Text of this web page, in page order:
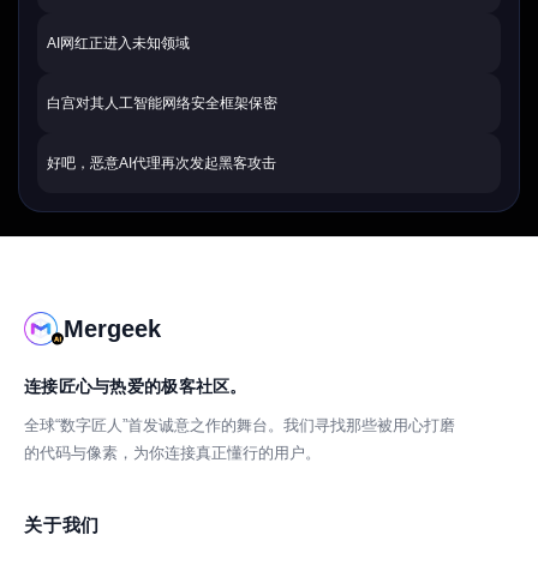
AI网红正进入未知领域
白宫对其人工智能网络安全框架保密
好吧，恶意AI代理再次发起黑客攻击
Mergeek
连接匠心与热爱的极客社区。
全球“数字匠人”首发诚意之作的舞台。我们寻找那些被用心打磨
的代码与像素，为你连接真正懂行的用户。
关于我们